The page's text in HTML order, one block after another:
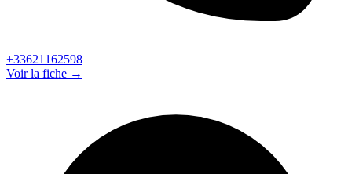
+33621162598
Voir la fiche →